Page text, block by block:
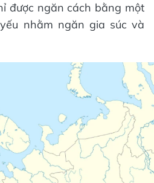
được ngăn cách bằng một
nhằm ngăn gia súc và